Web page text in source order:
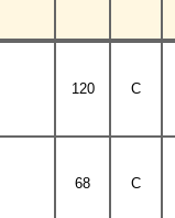
120 C
68 C